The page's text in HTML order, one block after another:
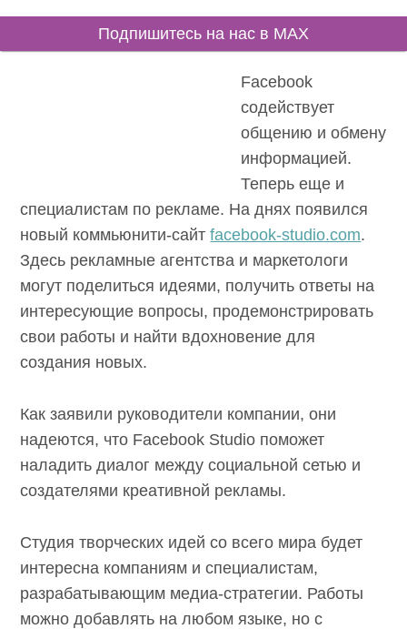
Подпишитесь на нас в MAX
Facebook
содействует
общению и обмену
информацией.
Теперь еще и
специалистам по рекламе. На днях появился
новый коммьюнити-сайтfacebook-studio.com.
Здесь рекламные агентства и маркетологи
могут поделиться идеями, получить ответы на
интересующие вопросы, продемонстрировать
свои работы и найти вдохновение для
создания новых.
Как заявили руководители компании, они
надеются, что Facebook Studio поможет
наладить диалог между социальной сетью и
создателями креативной рекламы.
Студия творческих идей со всего мира будет
интересна компаниям и специалистам,
разрабатывающим медиа-стратегии. Работы
можно добавлять на любом языке, но с